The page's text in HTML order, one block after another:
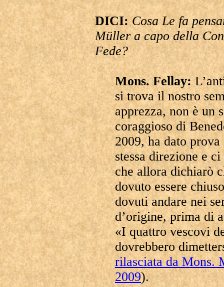
DICI:Cosa Le fa
Müller a capo della
Fede?
Mons. Fellay:
si trova il nostro
apprezza, non è un
coraggioso di
2009, ha dato
stessa direzione e
che allora dichiarò
dovuto essere
dovuti andare nei
d’origine, prima di
«I quattro vescovi
dovrebbero
rilasciata da Mons.
2009).